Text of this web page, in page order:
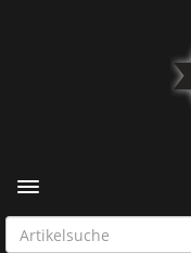
Toggle navigation